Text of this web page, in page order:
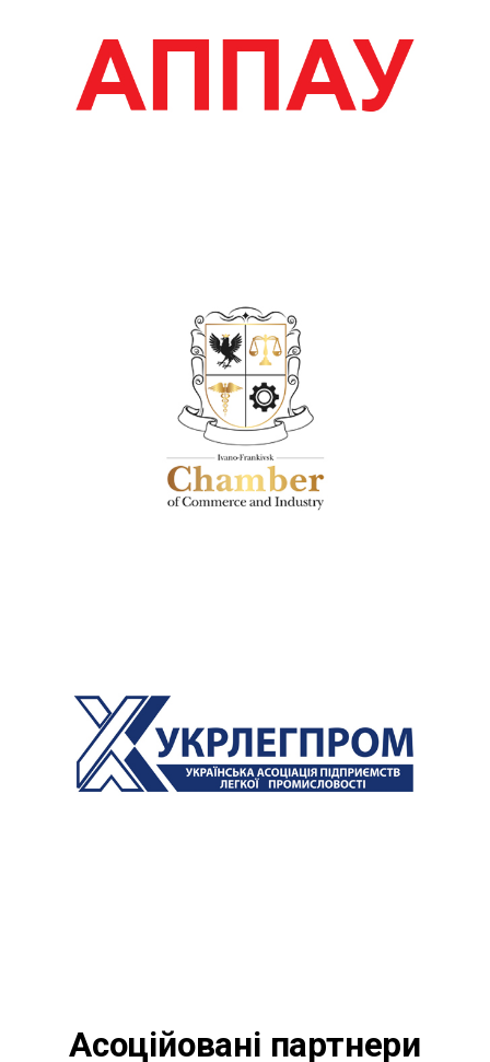
Асоційовані партнери